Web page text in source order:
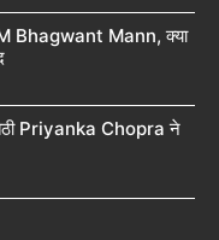
Bhagwant Mann, क्या
बैठी Priyanka Chopra ने